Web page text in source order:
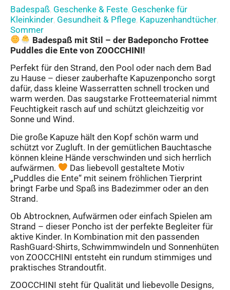
Badespaß, Geschenke & Feste, Geschenke für
Kleinkinder, Gesundheit & Pflege, Kapuzenhandtücher,
Sommer
Badespaß mit Stil – der Badeponcho Frottee
Puddles die Ente von ZOOCCHINI!
Perfekt für den Strand, den Pool oder nach dem Bad
zu Hause – dieser zauberhafte Kapuzenponcho sorgt
dafür, dass kleine Wasserratten schnell trocken und
warm werden. Das saugstarke Frotteematerial nimmt
Feuchtigkeit rasch auf und schützt gleichzeitig vor
Sonne und Wind.
Die große Kapuze hält den Kopf schön warm und
schützt vor Zugluft. In der gemütlichen Bauchtasche
können kleine Hände verschwinden und sich herrlich
aufwärmen.
Das liebevoll gestaltete Motiv
„Puddles die Ente“ mit seinem fröhlichen Tierprint
bringt Farbe und Spaß ins Badezimmer oder an den
Strand.
Ob Abtrocknen, Aufwärmen oder einfach Spielen am
Strand – dieser Poncho ist der perfekte Begleiter für
aktive Kinder. In Kombination mit den passenden
RashGuard-Shirts, Schwimmwindeln und Sonnenhüten
von ZOOCCHINI entsteht ein rundum stimmiges und
praktisches Strandoutfit.
ZOOCCHINI steht für Qualität und liebevolle Designs,